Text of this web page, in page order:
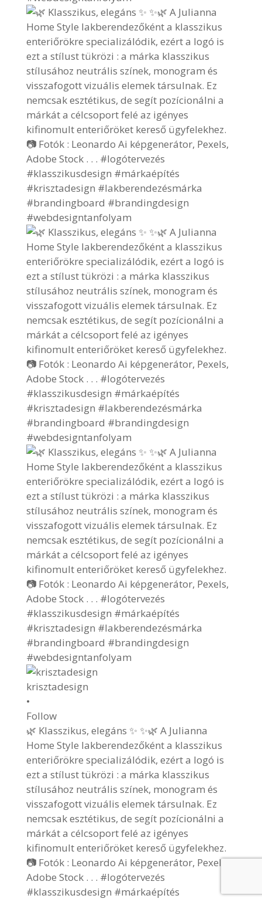
krisztadesign
•
Follow
🌿 Klasszikus, elegáns ✨ ✨🌿 A Julianna
Home Style lakberendezőként a klasszikus
enteriőrökre specializálódik, ezért a logó is
ezt a stílust tükrözi : a márka klasszikus
stílusához neutrális színek, monogram és
visszafogott vizuális elemek társulnak. Ez
nemcsak esztétikus, de segít pozícionálni a
márkát a célcsoport felé az igényes
kifinomult enteriőröket kereső ügyfelekhez.
📷 Fotók : Leonardo Ai képgenerátor, Pexels,
Adobe Stock . . . #logótervezés
#klasszikusdesign #márkaépítés